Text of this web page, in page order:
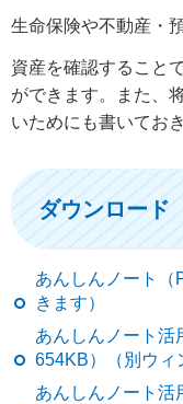
生命保険や不動産・
資産を確認すること
ができます。また、
いためにも書いてお
ダウンロード
あんしんノート（
きます）
あんしんノート活
654KB）（別ウィ
あんしんノート活